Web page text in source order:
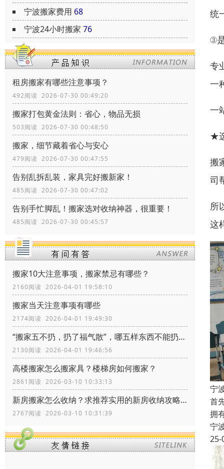
宁波搬家费用 68
宁波24小时搬家 76
租房搬家有哪些注意事项？
492阅读 2026-07-30 00:49:20
搬家打包黄金法则：省心，物品无损
503阅读 2026-07-30 00:48:50
搬家，细节藏着省心与安心
479阅读 2026-07-30 00:47:55
告别乱拆乱装，家具完好搬新家！
485阅读 2026-07-30 00:47:02
告别手忙脚乱！搬家选对收纳神器，很重要！
485阅读 2026-07-30 00:45:57
搬家10大注意事项，搬家禁忌有哪些？
2160阅读 2026-04-01 19:58:10
搬家当天注意事项有哪些
2174阅读 2026-04-01 19:49:30
“搬家五不扔，扔了福气散”，哪五样东西不能扔？留着有什么价值
2130阅读 2026-04-01 19:46:56
高楼搬家怎么搬家具？楼梯房如何搬家？
2861阅读 2026-03-10 10:33:13
新房搬家怎么收纳？求推荐实用的新房收纳攻略！
2767阅读 2026-03-10 10:31:39
统
③
专
一
一
★
搬
司
所
这
宁
首
拥
宁
25-